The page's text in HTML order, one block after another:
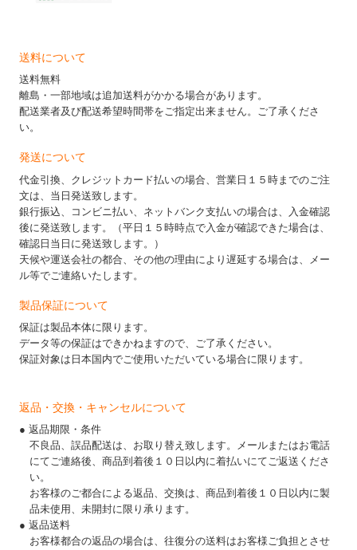
送料について
送料無料
離島・一部地域は追加送料がかかる場合があります。
配送業者及び配送希望時間帯をご指定出来ません。ご了承くださ
い。
発送について
代金引換、クレジットカード払いの場合、営業日１５時までのご注
文は、当日発送致します。
銀行振込、コンビニ払い、ネットバンク支払いの場合は、入金確認
後に発送致します。（平日１５時時点で入金が確認できた場合は、
確認日当日に発送致します。）
天候や運送会社の都合、その他の理由により遅延する場合は、メー
ル等でご連絡いたします。
製品保証について
保証は製品本体に限ります。
データ等の保証はできかねますので、ご了承ください。
保証対象は日本国内でご使用いただいている場合に限ります。
返品・交換・キャンセルについて
● 返品期限・条件
不良品、誤品配送は、お取り替え致します。メールまたはお電話
にてご連絡後、商品到着後１０日以内に着払いにてご返送くださ
い。
お客様のご都合による返品、交換は、商品到着後１０日以内に製
品未使用、未開封に限り承ります。
● 返品送料
お客様都合の返品の場合は、往復分の送料はお客様ご負担とさせ